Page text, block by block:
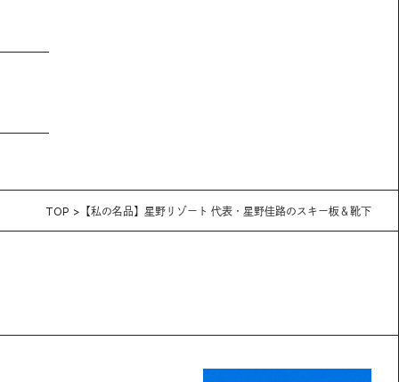
TOP 【私の名品】星野リゾート 代表・星野佳路のスキー板＆靴下